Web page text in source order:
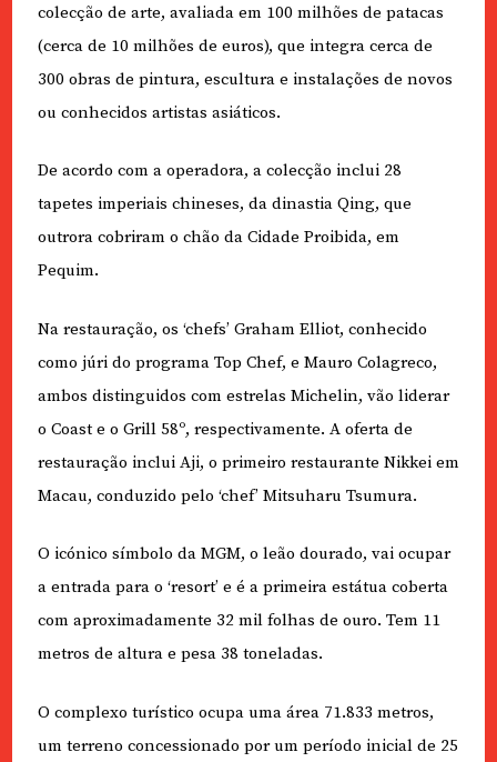
colecção de arte, avaliada em 100 milhões de patacas
(cerca de 10 milhões de euros), que integra cerca de
300 obras de pintura, escultura e instalações de novos
ou conhecidos artistas asiáticos.
De acordo com a operadora, a colecção inclui 28
tapetes imperiais chineses, da dinastia Qing, que
outrora cobriram o chão da Cidade Proibida, em
Pequim.
Na restauração, os ‘chefs’ Graham Elliot, conhecido
como júri do programa Top Chef, e Mauro Colagreco,
ambos distinguidos com estrelas Michelin, vão liderar
o Coast e o Grill 58º, respectivamente. A oferta de
restauração inclui Aji, o primeiro restaurante Nikkei em
Macau, conduzido pelo ‘chef’ Mitsuharu Tsumura.
O icónico símbolo da MGM, o leão dourado, vai ocupar
a entrada para o ‘resort’ e é a primeira estátua coberta
com aproximadamente 32 mil folhas de ouro. Tem 11
metros de altura e pesa 38 toneladas.
O complexo turístico ocupa uma área 71.833 metros,
um terreno concessionado por um período inicial de 25